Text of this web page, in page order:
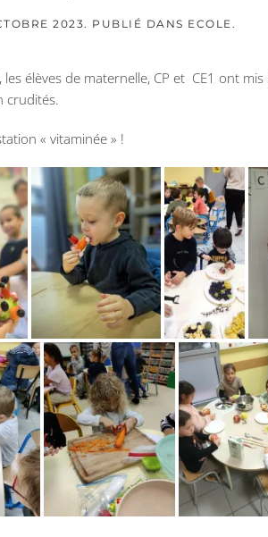
2023. PUBLIÉ DANS ECOLE.
les élèves de maternelle, CP et CE1 ont
crudités.
« vitaminée » !